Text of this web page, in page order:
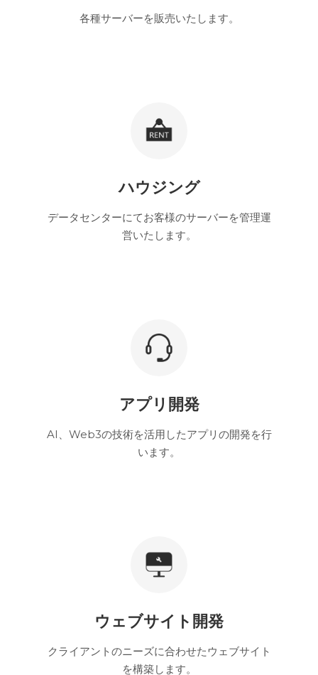
各種サーバーを販売いたします。
ハウジング
データセンターにてお客様のサーバーを管理運
営いたします。
アプリ開発
AI、Web3の技術を活用したアプリの開発を行
います。
ウェブサイト開発
クライアントのニーズに合わせたウェブサイト
を構築します。